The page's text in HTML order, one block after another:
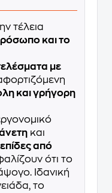
τέλεια
και το
με
και γρήγορη
και
από
ότι το
Ιδανική
το